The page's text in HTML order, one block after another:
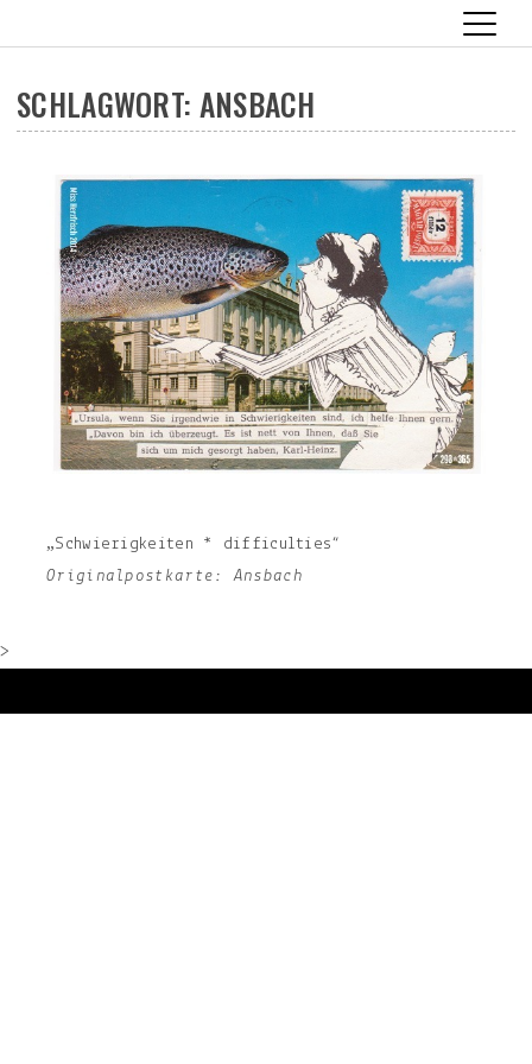
SkipSCHLAGWORT: ANSBACH
„Schwierigkeiten * difficulties“
Originalpostkarte: Ansbach
>